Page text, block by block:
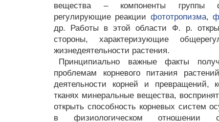
вещества – компоненты группы
регулирующие реакции фототропизма,
др. Работы в этой области Ф. р.
стороны, характеризующие
жизнедеятельности растения.
Принципиально важные факты
проблемам корневого питания
деятельности корней и превращений,
тканях минеральные вещества,
открыть способность корневых систем
в физиологическом отношении